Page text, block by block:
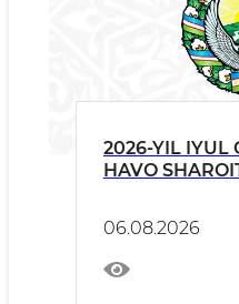
2026-YIL IYUL
HAVO
06.08.2026